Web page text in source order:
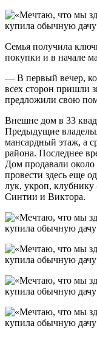
Семья получила
покупки и в начале
— В первый вечер,
всех сторон пришли
предложили свою
Внешне дом в 33
Предыдущие
мансардный этаж, а
района. Последнее
Дом продавали около
провести здесь еще
лук, укроп,
Синтии и Виктора.